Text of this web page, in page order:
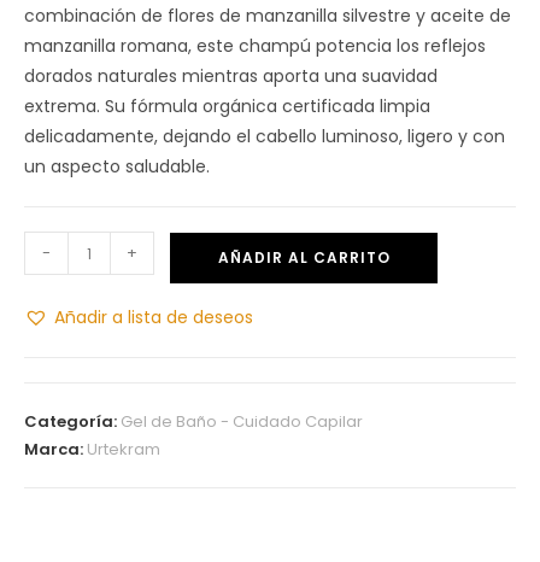
combinación de flores de manzanilla silvestre y aceite de
manzanilla romana, este champú potencia los reflejos
dorados naturales mientras aporta una suavidad
extrema. Su fórmula orgánica certificada limpia
delicadamente, dejando el cabello luminoso, ligero y con
un aspecto saludable.
- + AÑADIR AL CARRITO
Añadir a lista de deseos
Categoría: Gel de Baño - Cuidado Capilar
Marca: Urtekram